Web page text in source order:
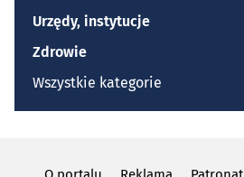
Urzędy, instytucje
Zdrowie
Wszystkie kategorie